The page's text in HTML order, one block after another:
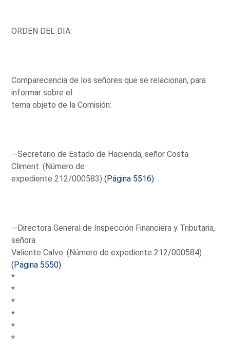
ORDEN DEL DIA:
Comparecencia de los señores que se relacionan, para
informar sobre el
tema objeto de la Comisión:
--Secretario de Estado de Hacienda, señor Costa
Climent. (Número de
expediente 212/000583)(Página 5516)
--Directora General de Inspección Financiera y Tributaria,
señora
Valiente Calvo. (Número de expediente 212/000584)
(Página 5550)
*
*
*
*
*
*